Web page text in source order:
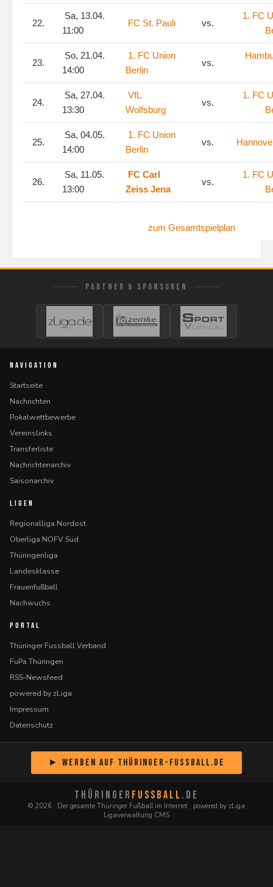
22.
Sa, 13.04.
11:00
FC St. Pauli vs.
1. FC
23.
So, 21.04.
14:00
1. FC Union
Berlin
vs.
24.
Sa, 27.04.
13:30
VfL
Wolfsburg
vs.
1. FC
25.
Sa, 04.05.
14:00
1. FC Union
Berlin
vs.
26.
Sa, 11.05.
13:00
FC Carl
Zeiss Jena
vs.
1. FC
zum Gesamtspielplan
PARTNER & SPONSOREN
NAVIGATION
Startseite
Nachrichten
Pokalwettbewerbe
Vereinslinks
Transferliste
Nachrichtenarchiv
Saisonarchiv
LIGEN
Regionalliga Nordost
Oberliga NOFV Süd
Thüringenliga
Landesklasse
Frauenfußball
Nachwuchs
PORTAL
Thüringer Fussball Verband
FuPa Thüringen
RSS-Newsfeed
powered by zLiga
Impressum
Datenschutz
► Werben auf Thüringer-Fussball.de
THÜRINGER FUSSBALL .DE
© 2026 · Der gesamte Thüringer Fußball im Internet · powered by zLiga
Ligaverwaltung CMS